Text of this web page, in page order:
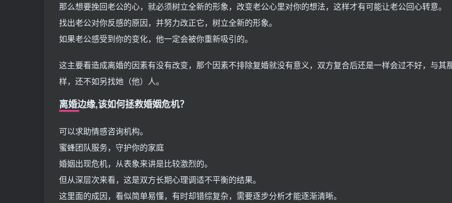
那么想要挽回老公的心，就必须树立全新的形象，改变老公心里对你的想法，这样才有可能让老公回心转意。
找出老公对你反感的原因，并努力改正它，树立全新的形象。
如果老公感受到你的变化，他一定会被你重新吸引的。
这主要看造成离婚的因素有没有改变，那个因素不排除复婚就没有意义，双方复合后还是一样会过不好，与其
样，还不如另找她（他）人。
离婚边缘,该如何拯救婚姻危机？
可以求助情感咨询机构。
蜜蜂团队服务，守护你的家庭
婚姻出现危机，从表象来讲是比较激烈的。
但从深层次来看，这是双方长期心理调适不平衡的结果。
这里面的成因，看似简单易懂，有时却错综复杂，需要逐步分析才能逐渐清晰。